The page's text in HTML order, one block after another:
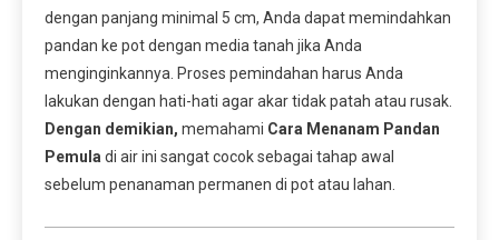
dengan panjang minimal 5 cm, Anda dapat memindahkan
pandan ke pot dengan media tanah jika Anda
menginginkannya. Proses pemindahan harus Anda
lakukan dengan hati-hati agar akar tidak patah atau rusak.
Dengan demikian, memahami Cara Menanam Pandan
Pemula di air ini sangat cocok sebagai tahap awal
sebelum penanaman permanen di pot atau lahan.